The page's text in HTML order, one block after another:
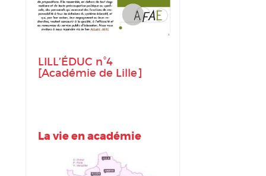
LILL’ÉDUC n°4
[Académie de Lille]
La vie en académie